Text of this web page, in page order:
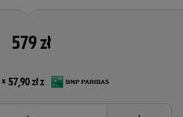
579 zł
57,90 zł z